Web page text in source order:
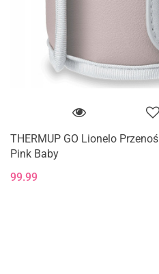
THERMUP GO Lionelo
Pink Baby
99.99